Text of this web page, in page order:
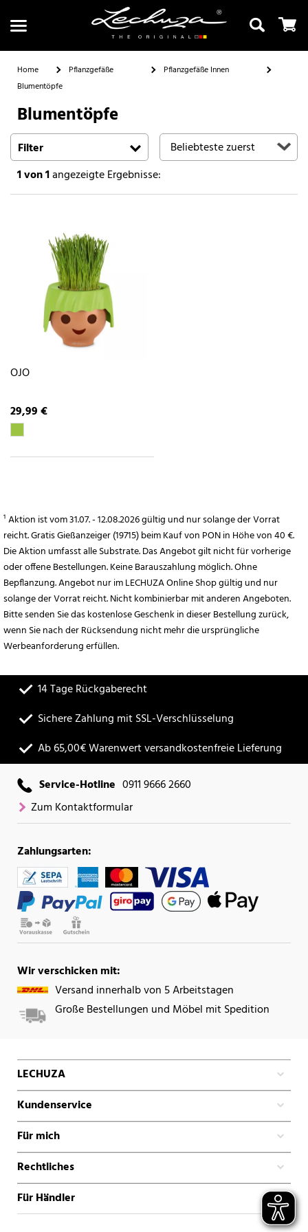
Home Pflanzgefäße
Pflanzgefäße Innen
Blumentöpfe
Blumentöpfe
Filter
1von 1angezeigte Ergebnisse:
OJO
29,99 €
¹ Aktion ist vom 31.07. - 12.08.2026 gültig und nur solange der Vorrat
reicht. Gratis Gießanzeiger (19715) beim Kauf von PON in Höhe von 40 €.
Die Aktion umfasst alle Substrate. Das Angebot gilt nicht für vorherige
oder offene Bestellungen. Keine Barauszahlung möglich. Ohne
Bepflanzung. Angebot nur im LECHUZA Online Shop gültig und nur
solange der Vorrat reicht. Nicht kombinierbar mit anderen Angeboten.
Bitte senden Sie das kostenlose Geschenk in dieser Bestellung zurück,
wenn Sie nach der Rücksendung nicht mehr die ursprüngliche
Werbeanforderung erfüllen.
14 Tage Rückgaberecht
Sichere Zahlung mit SSL-Verschlüsselung
Ab 65,00€ Warenwert versandkostenfreie Lieferung
Service-Hotline 0911 9666 2660
Zum Kontaktformular
Zahlungsarten:
Wir verschicken mit:
Versand innerhalb von 5 Arbeitstagen
Große Bestellungen und Möbel mit Spedition
LECHUZA
Kundenservice
Für mich
Rechtliches
Für Händler